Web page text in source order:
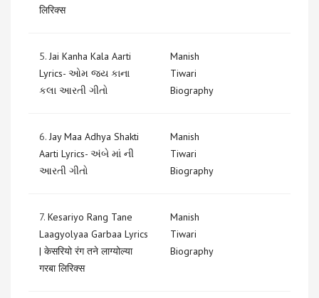
लिरिक्स
5. Jai Kanha Kala Aarti
Lyrics- ઓમ જય કાના
કલા આરતી ગીતો
Manish
Tiwari
Biography
6. Jay Maa Adhya Shakti
Aarti Lyrics- અંબે માં ની
આરતી ગીતો
Manish
Tiwari
Biography
7. Kesariyo Rang Tane
Laagyolyaa Garbaa Lyrics
| केसरियो रंग तने लाग्योल्या
गरबा लिरिक्स
Manish
Tiwari
Biography